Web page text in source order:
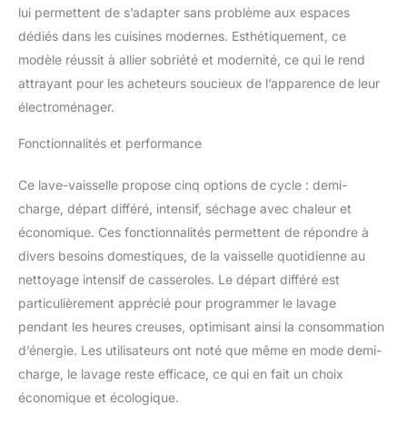
soit nécessaire d’utiliser
une serviette
supplémentaire.
【Lavage Rapide de 30
Minutes】Choisissez le
étincelantes et propres
êtes pressé. 【Lavage
Hygiénique à 72 °C】En
maintenant la
température de l'eau à 72
°C, le lavage hygiénique
permet d'éliminer les
taches les plus tenaces,
pour une vaisselle et des
verres propres et
hygiéniques. 【Fonction
Demi-charge】La
lui permettent de s’adapter sans problème aux espaces
dédiés dans les cuisines modernes. Esthétiquement, ce
modèle réussit à allier sobriété et modernité, ce qui le rend
attrayant pour les acheteurs soucieux de l’apparence de leur
électroménager.
Fonctionnalités et performance
Ce lave-vaisselle propose cinq options de cycle : demi-
charge, départ différé, intensif, séchage avec chaleur et
économique. Ces fonctionnalités permettent de répondre à
divers besoins domestiques, de la vaisselle quotidienne au
nettoyage intensif de casseroles. Le départ différé est
particulièrement apprécié pour programmer le lavage
pendant les heures creuses, optimisant ainsi la consommation
d’énergie. Les utilisateurs ont noté que même en mode demi-
charge, le lavage reste efficace, ce qui en fait un choix
économique et écologique.